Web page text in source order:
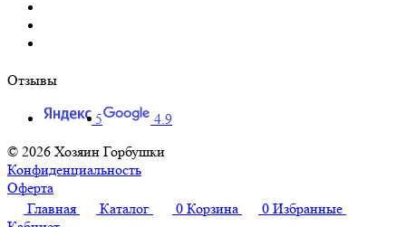
Отзывы
5
4.9
© 2026 Хозяин Горбушки
Конфиденциальность
Оферта
Главная
Каталог 0 Корзина 0 Избранные